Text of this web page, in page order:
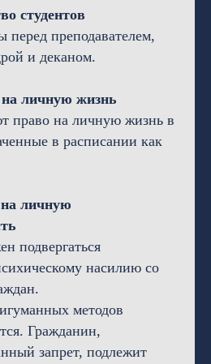
студентов
перед преподавателем,
и деканом.
личную жизнь
право на личную жизнь в
в расписании как
личную
подвергаться
насилию со
методов
Гражданин,
запрет, подлежит